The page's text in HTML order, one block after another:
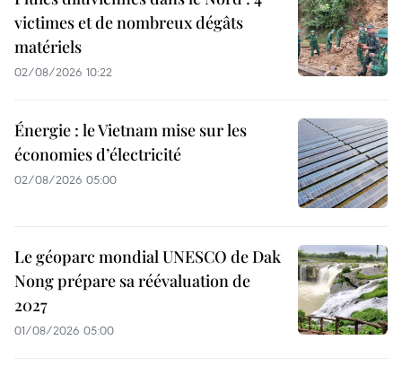
victimes et de nombreux dégâts
matériels
02/08/2026 10:22
Énergie : le Vietnam mise sur les
économies d’électricité
02/08/2026 05:00
Le géoparc mondial UNESCO de Dak
Nong prépare sa réévaluation de
2027
01/08/2026 05:00